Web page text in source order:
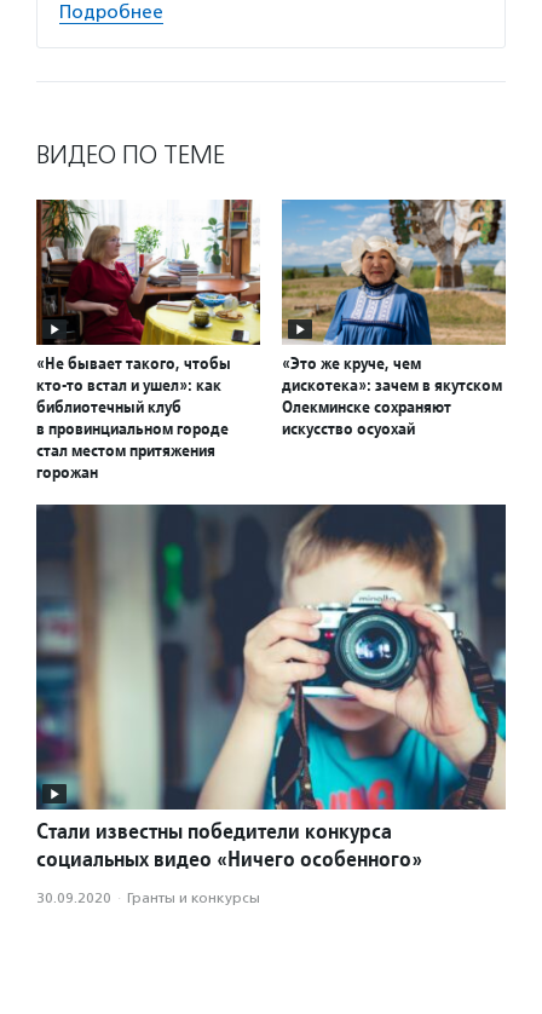
Подробнее
ВИДЕО ПО ТЕМЕ
«Не бывает такого, чтобы
кто-то встал и ушел»: как
библиотечный клуб
в провинциальном городе
стал местом притяжения
горожан
«Это же круче, чем
дискотека»: зачем в якутском
Олекминске сохраняют
искусство осуохай
Стали известны победители конкурса
социальных видео «Ничего особенного»
30.09.2020 · Гранты и конкурсы